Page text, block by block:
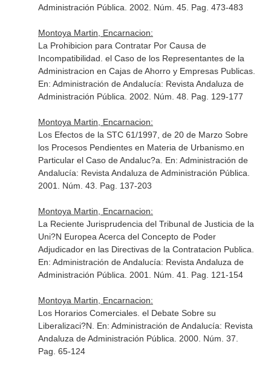
Administración Pública . 2002. Núm. 45. Pag. 473-483
Montoya Martin, Encarnacion:
La Prohibicion para Contratar Por Causa de
Incompatibilidad. el Caso de los Representantes de la
Administracion en Cajas de Ahorro y Empresas Publicas.
En: Administración de Andalucía: Revista Andaluza de
Administración Pública . 2002. Núm. 48. Pag. 129-177
Montoya Martin, Encarnacion:
Los Efectos de la STC 61/1997, de 20 de Marzo Sobre
los Procesos Pendientes en Materia de Urbanismo.en
Particular el Caso de Andaluc?a. En: Administración de
Andalucía: Revista Andaluza de Administración Pública
2001. Núm. 43. Pag. 137-203
Montoya Martin, Encarnacion:
La Reciente Jurisprudencia del Tribunal de Justicia de la
Uni?N Europea Acerca del Concepto de Poder
Adjudicador en las Directivas de la Contratacion Publica.
En: Administración de Andalucía: Revista Andaluza de
Administración Pública . 2001. Núm. 41. Pag. 121-154
Montoya Martin, Encarnacion:
Los Horarios Comerciales. el Debate Sobre su
Liberalizaci?N. En: Administración de Andalucía: Revista
Andaluza de Administración Pública . 2000. Núm. 37.
Pag. 65-124